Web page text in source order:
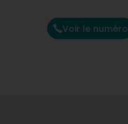
Voir le numéro